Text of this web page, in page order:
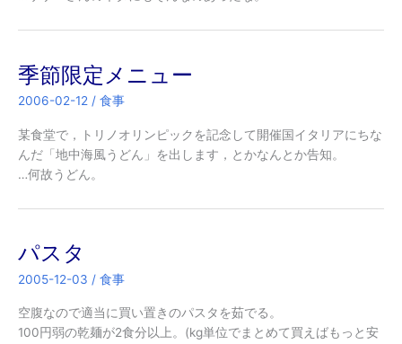
季節限定メニュー
2006-02-12 / 食事
某食堂で，トリノオリンピックを記念して開催国イタリアにちな
んだ「地中海風うどん」を出します，とかなんとか告知。
…何故うどん。
パスタ
2005-12-03 / 食事
空腹なので適当に買い置きのパスタを茹でる。
100円弱の乾麺が2食分以上。(kg単位でまとめて買えばもっと安